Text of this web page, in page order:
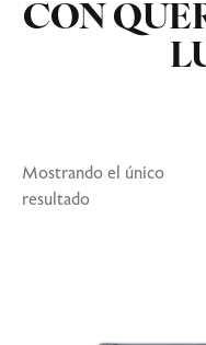
CON
Mostrando el único
resultado